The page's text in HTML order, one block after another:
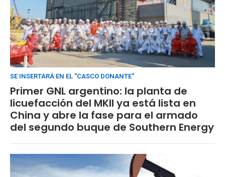
SE INSERTARÁ EN EL "CASCO DONANTE"
Primer GNL argentino: la planta de
licuefacción del MKII ya está lista en
China y abre la fase para el armado
del segundo buque de Southern Energy